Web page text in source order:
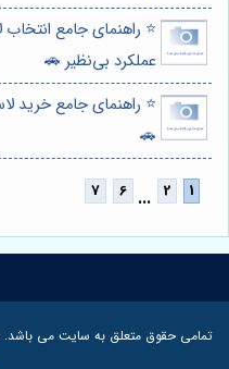
⭐️ راهنمای جامع
عملکرد بی‌نظیر 🚗
⭐️ راهنمای جامع خرید
🚗
...
تمامی حقوق متعلق به سایت می